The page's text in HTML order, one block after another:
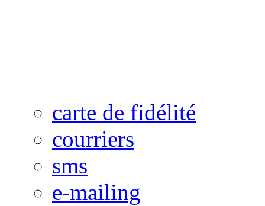
carte de fidélité
courriers
sms
e-mailing